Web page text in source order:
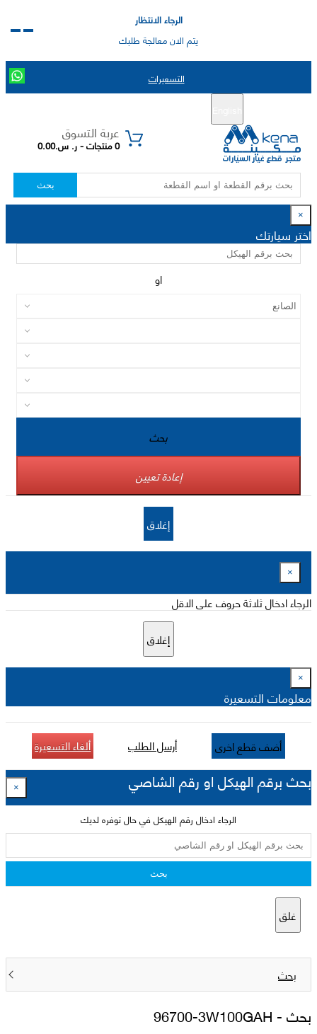
الرجاء الانتظار
يتم الان معالجة طلبك
التسعيرات
عربة التسوق
0 منتجات - ر. س.0.00
بحث
×
اختر سيارتك
او
بحث
إعادة تعيين
إغلاق
×
الرجاء ادخال ثلاثة حروف على الاقل
إغلاق
×
معلومات التسعيرة
أضف قطع اخرى أرسل الطلب ألغاء التسعيرة
بحث برقم الهيكل او رقم الشاصي ×
الرجاء ادخال رقم الهيكل في حال توفره لديك
بحث
غلق
بحث
بحث - 96700-3W100GAH